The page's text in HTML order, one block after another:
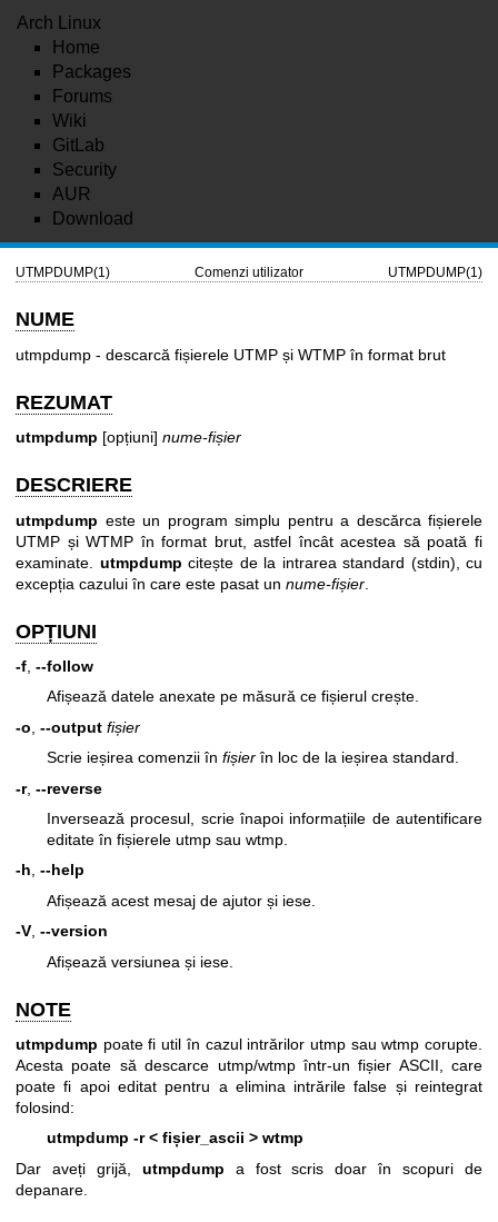
Arch Linux
Home
Packages
Forums
Wiki
GitLab
Security
AUR
Download
UTMPDUMP(1) Comenzi utilizator UTMPDUMP(1)
NUME
utmpdump - descarcă fișierele UTMP și WTMP în format brut
REZUMAT
utmpdump [opțiuni] nume-fișier
DESCRIERE
utmpdump este un program simplu pentru a descărca fișierele
UTMP și WTMP în format brut, astfel încât acestea să poată fi
examinate. utmpdump citește de la intrarea standard (stdin), cu
excepția cazului în care este pasat un nume-fișier
OPȚIUNI
-f --follow
Afișează datele anexate pe măsură ce fișierul crește.
-o --output fișier
Scrie ieșirea comenzii în fișierîn loc de la ieșirea standard.
-r, --reverse
Inversează procesul, scrie înapoi informațiile de autentificare
editate în fișierele utmp sau wtmp.
-h, --help
Afișează acest mesaj de ajutor și iese.
-V --version
Afișează versiunea și iese.
NOTE
utmpdump poate fi util în cazul intrărilor utmp sau wtmp corupte.
Acesta poate să descarce utmp/wtmp într-un fișier ASCII, care
poate fi apoi editat pentru a elimina intrările false și reintegrat
folosind:
utmpdump -r < fișier_ascii > wtmp
Dar aveți grijă, utmpdump a fost scris doar în scopuri de
depanare.